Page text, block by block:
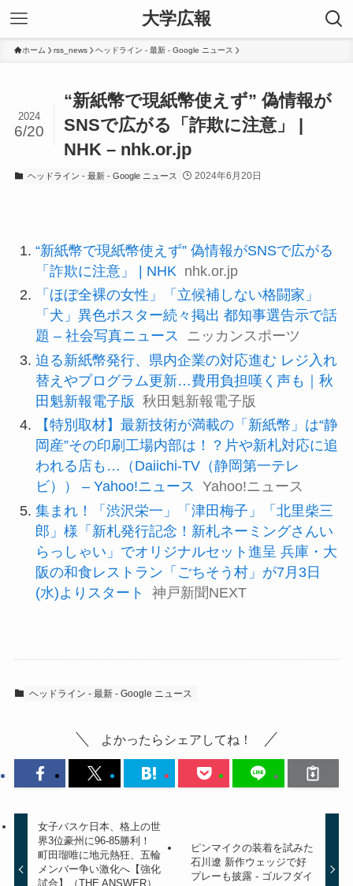
大学広報
ホーム rss_news ヘッドライン - 最新 - Google ニュース
“新紙幣で現紙幣使えず” 偽情報が
SNSで広がる「詐欺に注意」 |
NHK – nhk.or.jp
2024
6/20
ヘッドライン - 最新 - Google ニュース 2024年6月20日
“新紙幣で現紙幣使えず” 偽情報がSNSで広がる
「詐欺に注意」 | NHK nhk.or.jp
「ほぼ全裸の女性」「立候補しない格闘家」
「犬」異色ポスター続々掲出 都知事選告示で話
題 – 社会写真ニュース
ニッカンスポーツ
迫る新紙幣発行、県内企業の対応進む レジ入れ
替えやプログラム更新…費用負担嘆く声も｜秋
田魁新報電子版 秋田魁新報電子版
【特別取材】最新技術が満載の「新紙幣」は“静
岡産”その印刷工場内部は！？片や新札対応に追
われる店も…（Daiichi-TV（静岡第一テレ
ビ）） – Yahoo!ニュース Yahoo!ニュース
集まれ！「渋沢栄一」「津田梅子」「北里柴三
郎」様「新札発行記念！新札ネーミングさんい
らっしゃい」でオリジナルセット進呈 兵庫・大
阪の和食レストラン「ごちそう村」が7月3日
(水)よりスタート
神戸新聞NEXT
ヘッドライン - 最新 - Google ニュース
よかったらシェアしてね！
女子バスケ日本、格上の世
界3位豪州に96-85勝利！
町田瑠唯に地元熱狂、五輪
メンバー争い激化へ【強化
試合】（THE ANSWER）
ピンマイクの装着を試みた
石川遼 新作ウェッジで好
プレーも披露 - ゴルフダイ